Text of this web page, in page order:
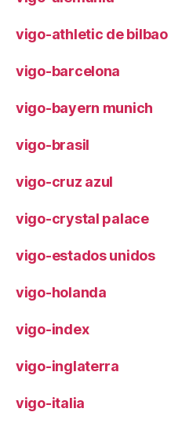
vigo-athletic de bilbao
vigo-barcelona
vigo-bayern munich
vigo-brasil
vigo-cruz azul
vigo-crystal palace
vigo-estados unidos
vigo-holanda
vigo-index
vigo-inglaterra
vigo-italia